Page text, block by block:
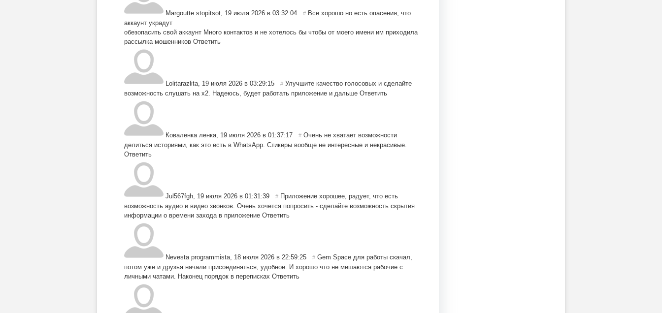
Margoutte stopitsot, 19 июля 2026 в 03:32:04 # Все хорошо но есть опасения, что
аккаунт украдут
обезопасить свой аккаунт Много контактов и не хотелось бы чтобы от моего имени им приходила
рассылка мошенников Ответить
Lolitarazlita, 19 июля 2026 в 03:29:15 # Улучшите качество голосовых и сделайте
возможность слушать на х2. Надеюсь, будет работать приложение и дальше Ответить
Коваленка ленка, 19 июля 2026 в 01:37:17 # Очень не хватает возможности
делиться историями, как это есть в WhatsApp. Стикеры вообще не интересные и некрасивые.
Ответить
Jul567fgh, 19 июля 2026 в 01:31:39 # Приложение хорошее, радует, что есть
возможность аудио и видео звонков. Очень хочется попросить - сделайте возможность скрытия
информации о времени захода в приложение Ответить
Nevesta programmista, 18 июля 2026 в 22:59:25 # Gem Space для работы скачал,
потом уже и друзья начали присоединяться, удобное. И хорошо что не мешаются рабочие с
личными чатами. Наконец порядок в переписках Ответить